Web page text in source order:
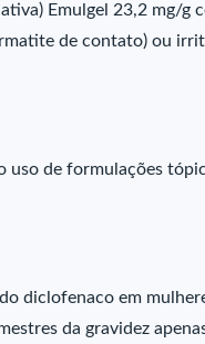
Emulgel 23,2 mg/
de contato) ou
uso de formulações
diclofenaco em
da gravidez